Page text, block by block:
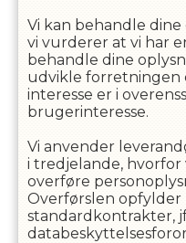
Vi kan behandle
vi vurderer at vi har
behandle dine
udvikle forretningen
interesse er i
brugerinteresse.
Vi anvender
i tredjelande, hvorfor
overføre
Overførslen opfylder
standardkontrakter,